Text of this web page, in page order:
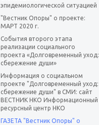
эпидемиологической ситуацией
"Вестник Опоры" о проекте:
МАРТ 2020 г.
События второго этапа
реализации социального
проекта «Долговременный уход:
сбережение души»
Информация о социальном
проекте "Долговременный уход:
сбережение души" в СМИ: сайт
ВЕСТНИК НКО Информационный
ресурсный центр НКО
ГАЗЕТА "Вестник Опоры" о